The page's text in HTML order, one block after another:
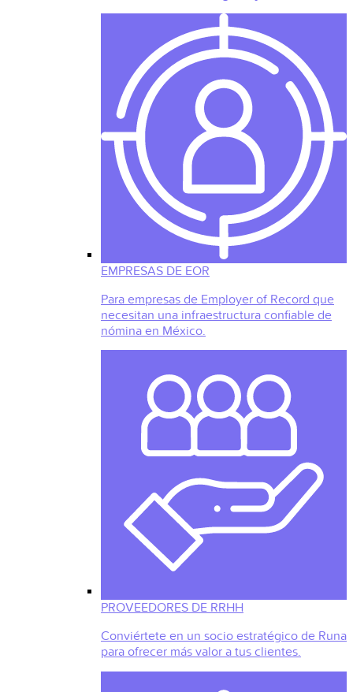
EMPRESAS DE EOR
Para empresas de Employer of Record que
necesitan una infraestructura confiable de
nómina en México.
PROVEEDORES DE RRHH
Conviértete en un socio estratégico de Runa
para ofrecer más valor a tus clientes.